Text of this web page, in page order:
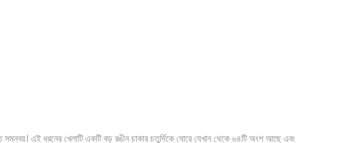
এই ধরনের খেলাটি একটি বড় রঙীন চাকার চতুর্দিকে ঘোরে যেখান থেকে ৬৪টি অংশ আছে এবং